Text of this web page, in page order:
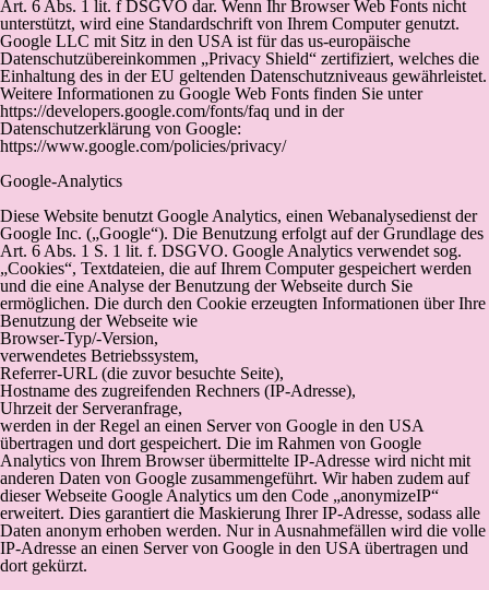
Art. 6 Abs. 1 lit. f DSGVO dar. Wenn Ihr Browser Web Fonts nicht
unterstützt, wird eine Standardschrift von Ihrem Computer genutzt.
Google LLC mit Sitz in den USA ist für das us-europäische
Datenschutzübereinkommen „Privacy Shield“ zertifiziert, welches die
Einhaltung des in der EU geltenden Datenschutzniveaus gewährleistet.
Weitere Informationen zu Google Web Fonts finden Sie unter
https://developers.google.com/fonts/faq und in der
Datenschutzerklärung von Google:
https://www.google.com/policies/privacy/
Google-Analytics
Diese Website benutzt Google Analytics, einen Webanalysedienst der
Google Inc. („Google“). Die Benutzung erfolgt auf der Grundlage des
Art. 6 Abs. 1 S. 1 lit. f. DSGVO. Google Analytics verwendet sog.
„Cookies“, Textdateien, die auf Ihrem Computer gespeichert werden
und die eine Analyse der Benutzung der Webseite durch Sie
ermöglichen. Die durch den Cookie erzeugten Informationen über Ihre
Benutzung der Webseite wie
Browser-Typ/-Version,
verwendetes Betriebssystem,
Referrer-URL (die zuvor besuchte Seite),
Hostname des zugreifenden Rechners (IP-Adresse),
Uhrzeit der Serveranfrage,
werden in der Regel an einen Server von Google in den USA
übertragen und dort gespeichert. Die im Rahmen von Google
Analytics von Ihrem Browser übermittelte IP-Adresse wird nicht mit
anderen Daten von Google zusammengeführt. Wir haben zudem auf
dieser Webseite Google Analytics um den Code „anonymizeIP“
erweitert. Dies garantiert die Maskierung Ihrer IP-Adresse, sodass alle
Daten anonym erhoben werden. Nur in Ausnahmefällen wird die volle
IP-Adresse an einen Server von Google in den USA übertragen und
dort gekürzt.